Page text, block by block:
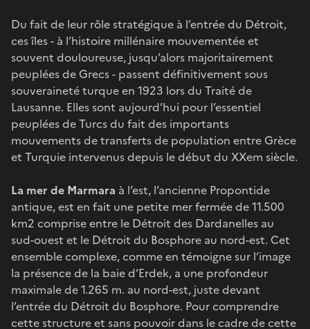
Du fait de leur rôle stratégique à l’entrée du Détroit,
ces îles - à l’histoire millénaire mouvementée et
souvent douloureuse, jusqu’alors majoritairement
peuplées de Grecs - passent définitivement sous
souveraineté turque en 1923 lors du Traité de
Lausanne. Elles sont aujourd’hui pour l’essentiel
peuplées de Turcs du fait des importants
mouvements de transferts de population entre Grèce
et Turquie intervenus depuis le début du XXem siècle.
La mer de Marmara à l’est, l’ancienne Propontide
antique, est en fait une petite mer fermée de 11.500
km2 comprise entre le Détroit des Dardanelles au
sud-ouest et le Détroit du Bosphore au nord-est. Cet
ensemble complexe, comme en témoigne sur l’image
la présence de la baie d’Erdek, a une profondeur
maximale de 1.265 m. au nord-est, juste devant
l’entrée du Détroit du Bosphore. Pour comprendre
cette structure et sans pouvoir dans le cadre de cette